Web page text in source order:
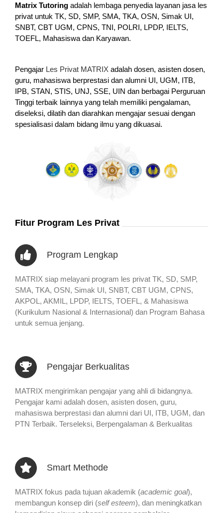
Matrix Tutoring adalah lembaga penyedia layanan jasa les
privat untuk TK, SD, SMP, SMA, TKA, OSN, Simak UI,
SNBT, CBT UGM, CPNS, TNI, POLRI, LPDP, IELTS,
TOEFL, Mahasiswa dan Karyawan.
Pengajar Les Privat MATRIX adalah dosen, asisten dosen,
guru, mahasiswa berprestasi dan alumni UI, UGM, ITB,
IPB, STAN, STIS, UNJ, SSE, UIN dan berbagai Perguruan
Tinggi terbaik lainnya yang telah memiliki pengalaman,
diseleksi, dilatih dan diarahkan mengajar sesuai dengan
spesialisasi dalam bidang ilmu yang dikuasai.
Fitur Program Les Privat
Program Lengkap
MATRIX siap melayani program les privat TK, SD, SMP,
SMA, TKA, OSN, Simak UI, SNBT, CBT UGM, CPNS,
AKPOL, AKMIL, LPDP, IELTS, TOEFL, & Mahasiswa
(Kurikulum Nasional & Internasional) dan Program Bahasa
untuk semua jenjang.
Pengajar Berkualitas
MATRIX mengirimkan pengajar yang ahli di bidangnya.
Pengajar kami adalah dosen, asisten dosen, guru,
mahasiswa berprestasi dan alumni dari UI, ITB, UGM, dan
PTN Terbaik. Terseleksi, Berpengalaman & Berkualitas
Smart Methode
MATRIX fokus pada tujuan akademik (academic goal),
membangun konsep diri (self esteem), dan meningkatkan